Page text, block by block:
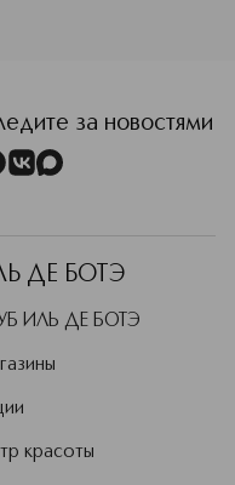
за новостями
ДЕ БОТЭ
ИЛЬ ДЕ БОТЭ
красоты